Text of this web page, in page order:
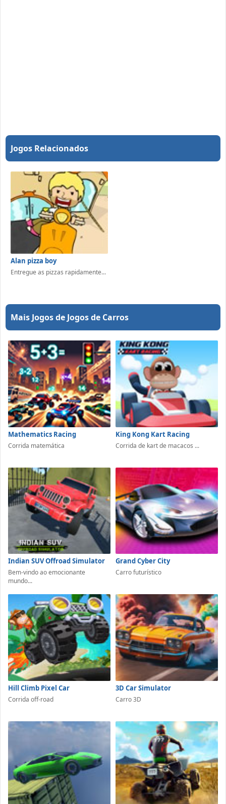
Jogos Relacionados
Alan pizza boy
Entregue as pizzas rapidamente...
Mais Jogos de Jogos de Carros
Mathematics Racing
Corrida matemática
King Kong Kart Racing
Corrida de kart de macacos ...
Indian SUV Offroad Simulator
Bem-vindo ao emocionante
mundo...
Grand Cyber City
Carro futurístico
Hill Climb Pixel Car
Corrida off-road
3D Car Simulator
Carro 3D